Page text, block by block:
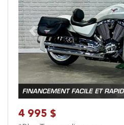
Previous
4 995 $